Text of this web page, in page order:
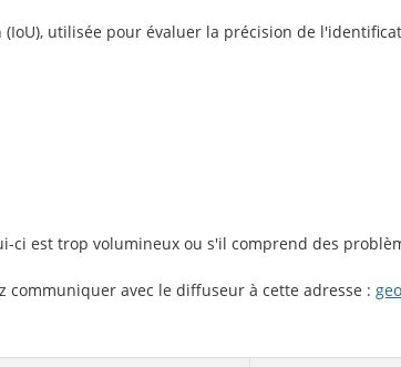
utilisée pour évaluer la précision de
ci est trop volumineux ou s'il comprend des
communiquer avec le diffuseur à cette adresse :